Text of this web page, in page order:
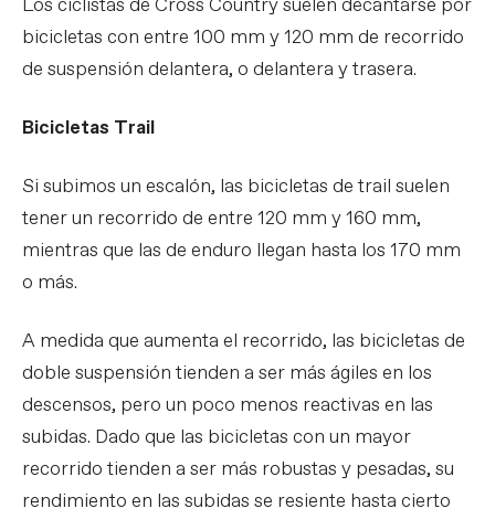
Los ciclistas de Cross Country suelen decantarse por
bicicletas con entre 100 mm y 120 mm de recorrido
de suspensión delantera, o delantera y trasera.
Bicicletas Trail
Si subimos un escalón, las bicicletas de trail suelen
tener un recorrido de entre 120 mm y 160 mm,
mientras que las de enduro llegan hasta los 170 mm
o más.
A medida que aumenta el recorrido, las bicicletas de
doble suspensión tienden a ser más ágiles en los
descensos, pero un poco menos reactivas en las
subidas. Dado que las bicicletas con un mayor
recorrido tienden a ser más robustas y pesadas, su
rendimiento en las subidas se resiente hasta cierto